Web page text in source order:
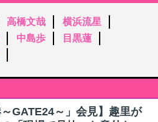
高橋文哉
横浜流星
中島歩
目黒蓮
～GATE24～」会見】趣里が